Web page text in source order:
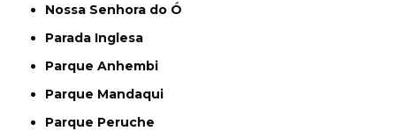
Nossa Senhora do Ó
Parada Inglesa
Parque Anhembi
Parque Mandaqui
Parque Peruche